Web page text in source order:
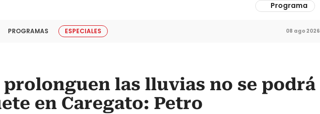
Programa
PROGRAMAS ESPECIALES 08 ago 2026
las lluvias no se podrá
en Caregato: Petro